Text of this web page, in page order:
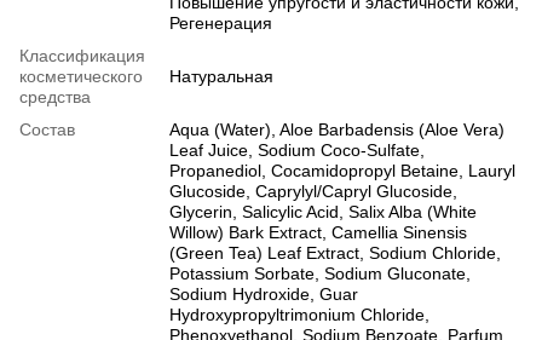
Регенерация
Классификация
косметического
средства
Натуральная
Состав
Aqua (Water), Aloe Barbadensis (Aloe Vera)
Leaf Juice, Sodium Coco-Sulfate,
Propanediol, Cocamidopropyl Betaine, Lauryl
Glucoside, Caprylyl/Capryl Glucoside,
Glycerin, Salicylic Acid, Salix Alba (White
Willow) Bark Extract, Camellia Sinensis
(Green Tea) Leaf Extract, Sodium Chloride,
Potassium Sorbate, Sodium Gluconate,
Sodium Hydroxide, Guar
Hydroxypropyltrimonium Chloride,
Phenoxyethanol, Sodium Benzoate, Parfum